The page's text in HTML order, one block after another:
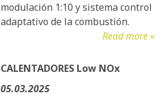
modulación 1:10 y sistema control
adaptativo de la combustión.
Read more »
CALENTADORES Low NOx
05.03.2025